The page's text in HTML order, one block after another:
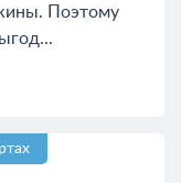
Поэтому